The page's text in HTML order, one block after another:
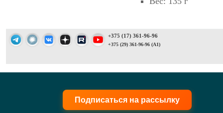
+375 (17) 361-96-96
+375 (29) 361-96-96 (A1)
Подписаться на рассылку